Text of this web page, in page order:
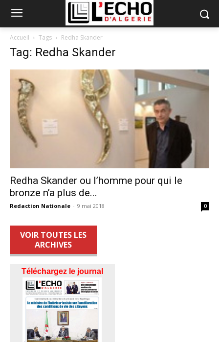
Accueil Tags Redha Skander
Tag: Redha Skander
Redha Skander ou l’homme pour qui le
bronze n’a plus de...
Redaction Nationale - 9 mai 2018 0
VOIR TOUTES LES
ARCHIVES